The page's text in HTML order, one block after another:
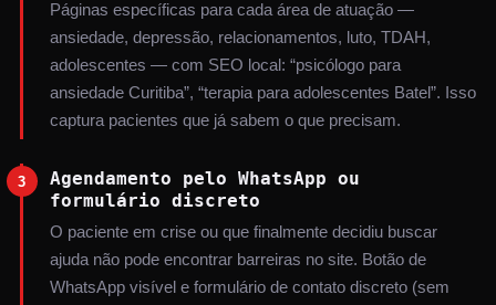
Páginas específicas para cada área de atuação —
ansiedade, depressão, relacionamentos, luto, TDAH,
adolescentes — com SEO local: “psicólogo para
ansiedade Curitiba”, “terapia para adolescentes Batel”. Isso
captura pacientes que já sabem o que precisam.
3
Agendamento pelo WhatsApp ou
formulário discreto
O paciente em crise ou que finalmente decidiu buscar
ajuda não pode encontrar barreiras no site. Botão de
WhatsApp visível e formulário de contato discreto (sem